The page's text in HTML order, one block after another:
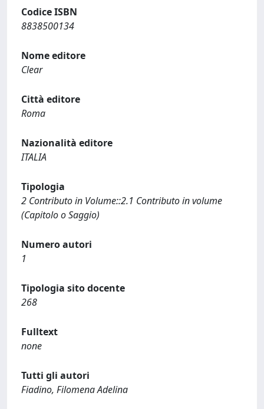
Codice ISBN
8838500134
Nome editore
Clear
Città editore
Roma
Nazionalità editore
ITALIA
Tipologia
2 Contributo in Volume::2.1 Contributo in volume
(Capitolo o Saggio)
Numero autori
1
Tipologia sito docente
268
Fulltext
none
Tutti gli autori
Fiadino, Filomena Adelina